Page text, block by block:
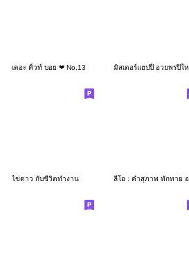
เดอะ คิ้วท์ บอย ❤ No.13
ไข่ดาว กับชีวิตทำงาน